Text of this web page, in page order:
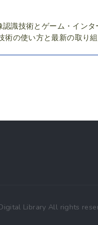
識技術とゲーム・イン
術の使い方と最新の取り
Library All rights